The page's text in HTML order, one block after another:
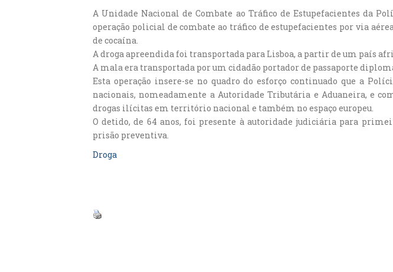
A Unidade Nacional de Combate ao Tráfico de Estupefacientes da
operação policial de combate ao tráfico de estupefacientes por via
de cocaína.
A droga apreendida foi transportada para Lisboa, a partir de um país
A mala era transportada por um cidadão portador de passaporte
Esta operação insere-se no quadro do esforço continuado que a
nacionais, nomeadamente a Autoridade Tributária e Aduaneira, e
drogas ilícitas em território nacional e também no espaço europeu.
O detido, de 64 anos, foi presente à autoridade judiciária para
prisão preventiva.
Droga